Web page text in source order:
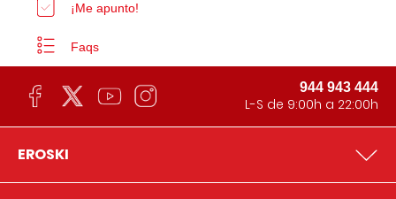
¡Me apunto!
Faqs
944 943 444
L-S de 9:00h a 22:00h
EROSKI